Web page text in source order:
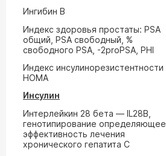
Ингибин В
Индекс здоровья простаты: PSA
общий, PSA свободный, %
свободного PSA, -2proPSA, PHI
Индекс инсулинорезистентности
HOMA
Инсулин
Интерлейкин 28 бета — IL28B,
генотипирование определяющее
эффективность лечения
хронического гепатита С